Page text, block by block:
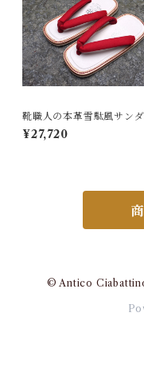
靴職人の本革雪駄風サン
「那古野雪駄」（鼻緒：
06)
¥27,720
© Antico Ciabattino